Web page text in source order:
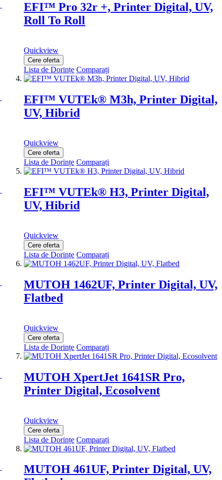
EFI™ Pro 32r +, Printer Digital, UV,
Roll To Roll
Quickview
Cere oferta
Lista de Dorințe Comparați
EFI™ VUTEk® M3h, Printer Digital,
UV, Hibrid
Quickview
Cere oferta
Lista de Dorințe Comparați
EFI™ VUTEk® H3, Printer Digital,
UV, Hibrid
Quickview
Cere oferta
Lista de Dorințe Comparați
MUTOH 1462UF, Printer Digital, UV,
Flatbed
Quickview
Cere oferta
Lista de Dorințe Comparați
MUTOH XpertJet 1641SR Pro,
Printer Digital, Ecosolvent
Quickview
Cere oferta
Lista de Dorințe Comparați
MUTOH 461UF, Printer Digital, UV,